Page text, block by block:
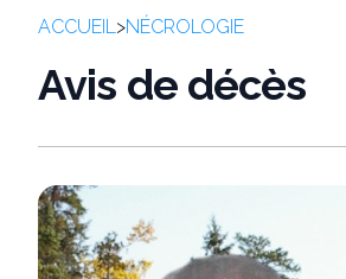
ACCUEIL>NÉCROLOGIE
Avis de décès